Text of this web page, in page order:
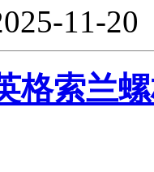
11-
格索兰